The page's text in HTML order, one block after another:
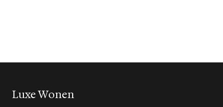
Luxe Wonen